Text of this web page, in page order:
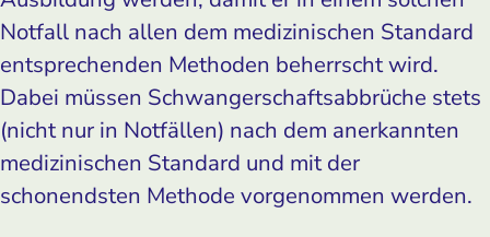
Notfall nach allen dem medizinischen Standard
entsprechenden Methoden beherrscht wird.
Dabei müssen Schwangerschaftsabbrüche stets
(nicht nur in Notfällen) nach dem anerkannten
medizinischen Standard und mit der
schonendsten Methode vorgenommen werden.